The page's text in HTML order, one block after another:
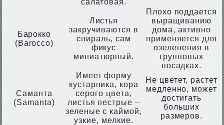
салатовая.
Барокко
(Barocco)
Листья
закручиваются в
спираль, сам
фикус
миниатюрный.
Плохо поддается
выращиванию
дома, активно
применяется для
озеленения в
групповых
посадках.
Саманта
(Samanta)
Имеет форму
кустарника, кора
серого цвета,
листья пестрые –
зеленые с каймой,
узкие, мелкие.
Не цветет, растет
медленно, может
достигать
больших
размеров.